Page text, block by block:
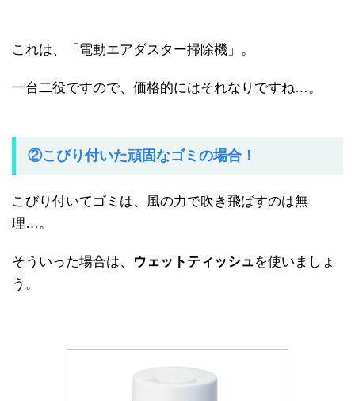
これは、「電動エアダスター掃除機」。
一台二役ですので、価格的にはそれなりですね…。
②こびり付いた頑固なゴミの場合！
こびり付いてゴミは、風の力で吹き飛ばすのは無
理…。
そういった場合は、 ウェットティッシュを使いましょ
う。